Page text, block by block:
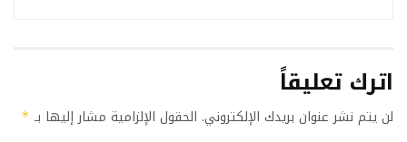
اترك تعليقاً
لن يتم نشر عنوان بريدك الإلكتروني. الحقول الإلزامية مشار إليها بـ *